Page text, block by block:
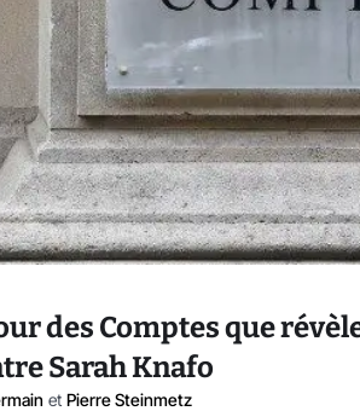
des Comptes que
Sarah Knafo
et Pierre Steinmetz